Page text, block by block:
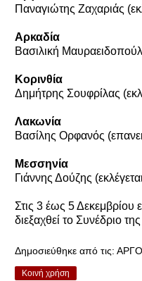
Παναγιώτης Ζαχαριάς
Αρκαδία
Βασιλική
Κορινθία
Δημήτρης Σουφρίλας
Λακωνία
Βασίλης Ορφανός
Μεσσηνία
Γιάννης Δούζης
Στις 3 έως 5 Δεκεμβρίου
διεξαχθεί το Συνέδριο
Δημοσιεύθηκε από τις:
Κοινή χρήση